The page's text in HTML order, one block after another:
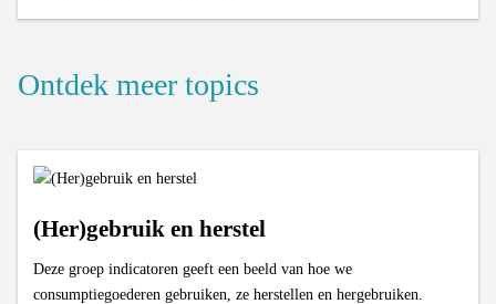
Ontdek meer topics
(Her)gebruik en herstel
Deze groep indicatoren geeft een beeld van hoe we
consumptiegoederen gebruiken, ze herstellen en hergebruiken.